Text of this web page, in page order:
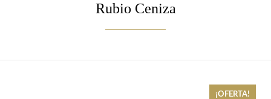
Rubio Ceniza
¡OFERTA!